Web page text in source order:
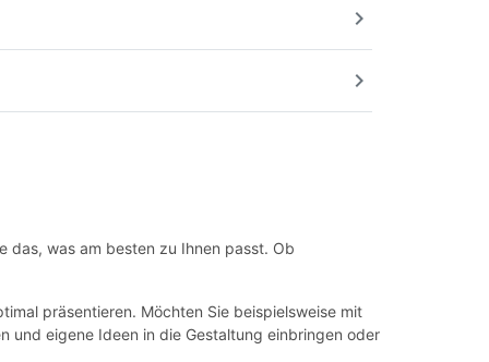
chevron_right
chevron_right
das, was am besten zu Ihnen passt. Ob
präsentieren. Möchten Sie beispielsweise mit
und eigene Ideen in die Gestaltung einbringen oder